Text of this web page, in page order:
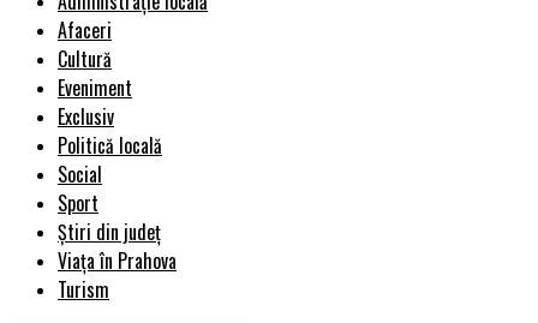
Afaceri
Cultură
Eveniment
Exclusiv
Politică locală
Social
Sport
Știri din județ
Viața în Prahova
Turism